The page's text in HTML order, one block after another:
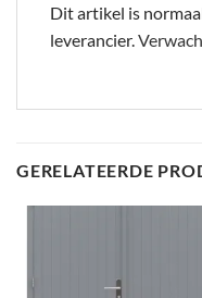
Dit artikel is
leverancier.
GERELATEERDE